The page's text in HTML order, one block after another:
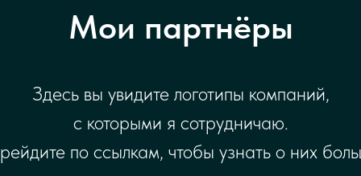
Мои партнёры
Здесь вы увидите логотипы компаний,
с которыми я сотрудничаю.
по ссылкам, чтобы узнать о них